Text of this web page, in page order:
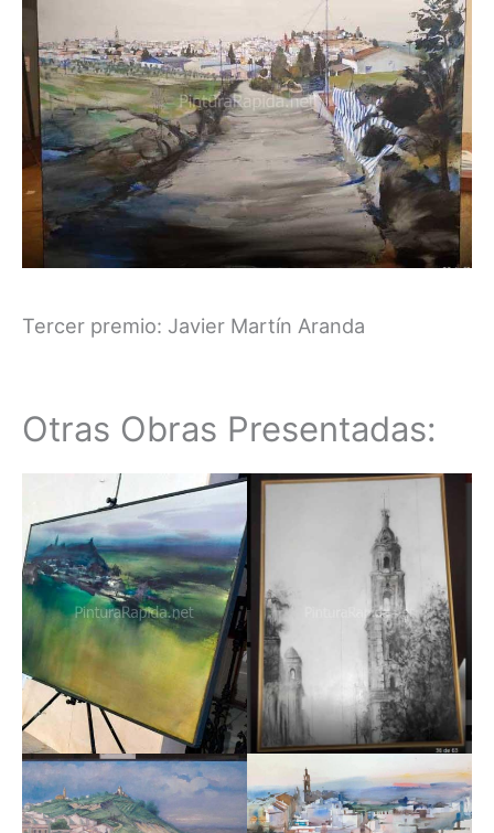
Tercer premio: Javier Martín Aranda
Otras Obras Presentadas: